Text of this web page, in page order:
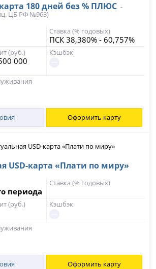
180 дней без % ПЛЮС -
ЦБ РФ №963)
Ставка (% годовых)
ПСК 38,380% - 60,757%
(руб.)
000
Кэшбэк
Оформить карту
USD-карта «Плати по миру»
периода
Ставка (% годовых)
(руб.) Кэшбэк
Оформить карту